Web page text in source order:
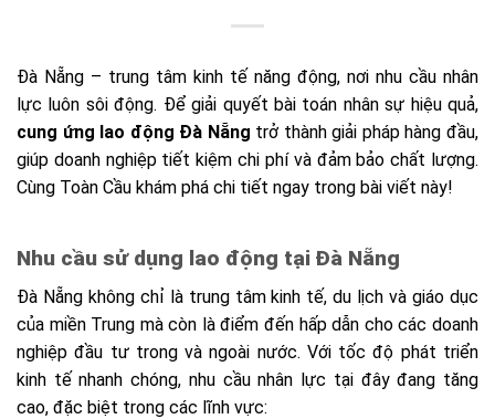
Đà Nẵng – trung tâm kinh tế năng động, nơi nhu cầu nhân
lực luôn sôi động. Để giải quyết bài toán nhân sự hiệu quả,
cung ứng lao động Đà Nẵng trở thành giải pháp hàng đầu,
giúp doanh nghiệp tiết kiệm chi phí và đảm bảo chất lượng.
Cùng Toàn Cầu khám phá chi tiết ngay trong bài viết này!
Nhu cầu sử dụng lao động tại Đà Nẵng
Đà Nẵngkhông chỉ là trung tâm kinh tế, du lịch và giáo dục
của miền Trung mà còn là điểm đến hấp dẫn cho các doanh
nghiệp đầu tư trong và ngoài nước. Với tốc độ phát triển
kinh tế nhanh chóng, nhu cầu nhân lực tại đây đang tăng
cao, đặc biệt trong các lĩnh vực: